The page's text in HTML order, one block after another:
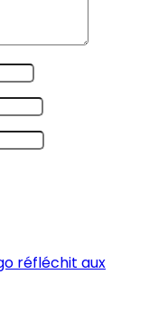
réfléchit aux